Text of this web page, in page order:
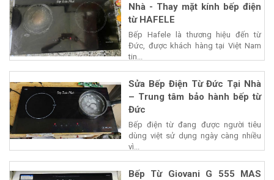
Nhà - Thay mặt kính bếp điện
từ HAFELE
Bếp Hafele là thương hiệu đến từ
Đức, được khách hàng tại Việt Nam
tin...
Sửa Bếp Điện Từ Đức Tại Nhà
– Trung tâm bảo hành bếp từ
Đức
Bếp điện từ đang được người tiêu
dùng việt sử dụng ngày càng nhiều
vì...
Bếp Từ Giovani G 555 MAS